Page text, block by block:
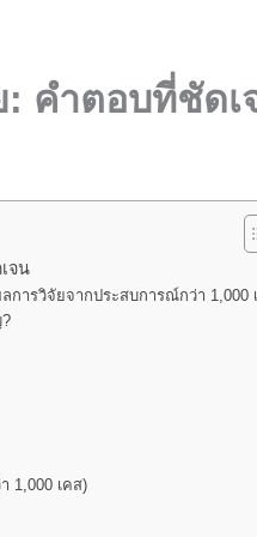
: คำตอบที่ชัดเ
จน
การวิจัยจากประสบการณ์กว่า 1,000
1,000 เคส)